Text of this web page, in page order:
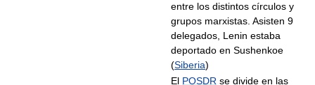
entre los distintos círculos y
grupos marxistas. Asisten 9
delegados, Lenin estaba
deportado en Sushenkoe
(Siberia)
El POSDR se divide en las